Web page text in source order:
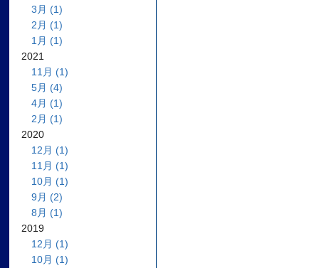
3月 (1)
2月 (1)
1月 (1)
2021
11月 (1)
5月 (4)
4月 (1)
2月 (1)
2020
12月 (1)
11月 (1)
10月 (1)
9月 (2)
8月 (1)
2019
12月 (1)
10月 (1)